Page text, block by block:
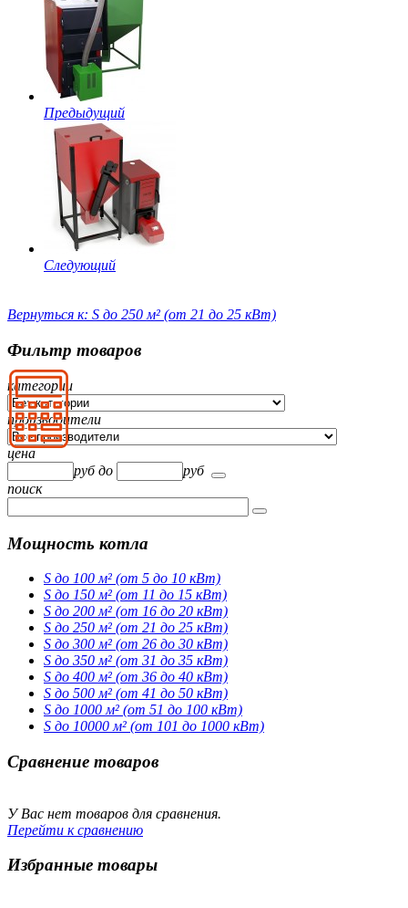
Предыдущий
Следующий
Вернуться к: S до 250 м² (от 21 до 25 кВт)
Фильтр товаров
категории
производители
цена
рубдо
руб
поиск
Мощность котла
S до 100 м² (от 5 до 10 кВт)
S до 150 м² (от 11 до 15 кВт)
S до 200 м² (от 16 до 20 кВт)
S до 250 м² (от 21 до 25 кВт)
S до 300 м² (от 26 до 30 кВт)
S до 350 м² (от 31 до 35 кВт)
S до 400 м² (от 36 до 40 кВт)
S до 500 м² (от 41 до 50 кВт)
S до 1000 м² (от 51 до 100 кВт)
S до 10000 м² (от 101 до 1000 кВт)
Сравнение товаров
У Вас нет товаров для сравнения.
Перейти к сравнению
Избранные товары